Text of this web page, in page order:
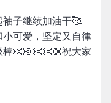
子继续加油干🥰
可爱，坚定又自律
👏🏻👏👏🏼祝大家